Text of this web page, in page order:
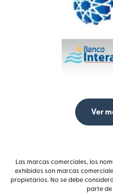
Ver
Las marcas comerciales, los
exhibidos son marcas
propietarios. No se debe
parte de